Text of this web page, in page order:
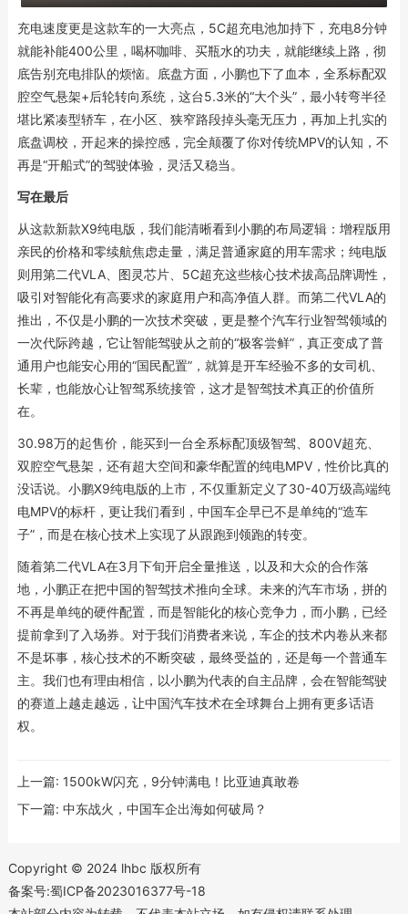
充电速度更是这款车的一大亮点，5C超充电池加持下，充电8分钟
就能补能400公里，喝杯咖啡、买瓶水的功夫，就能继续上路，彻
底告别充电排队的烦恼。底盘方面，小鹏也下了血本，全系标配双
腔空气悬架+后轮转向系统，这台5.3米的“大个头”，最小转弯半径
堪比紧凑型轿车，在小区、狭窄路段掉头毫无压力，再加上扎实的
底盘调校，开起来的操控感，完全颠覆了你对传统MPV的认知，不
再是“开船式”的驾驶体验，灵活又稳当。
写在最后
从这款新款X9纯电版，我们能清晰看到小鹏的布局逻辑：增程版用
亲民的价格和零续航焦虑走量，满足普通家庭的用车需求；纯电版
则用第二代VLA、图灵芯片、5C超充这些核心技术拔高品牌调性，
吸引对智能化有高要求的家庭用户和高净值人群。而第二代VLA的
推出，不仅是小鹏的一次技术突破，更是整个汽车行业智驾领域的
一次代际跨越，它让智能驾驶从之前的“极客尝鲜”，真正变成了普
通用户也能安心用的“国民配置”，就算是开车经验不多的女司机、
长辈，也能放心让智驾系统接管，这才是智驾技术真正的价值所
在。
30.98万的起售价，能买到一台全系标配顶级智驾、800V超充、
双腔空气悬架，还有超大空间和豪华配置的纯电MPV，性价比真的
没话说。小鹏X9纯电版的上市，不仅重新定义了30-40万级高端纯
电MPV的标杆，更让我们看到，中国车企早已不是单纯的“造车
子”，而是在核心技术上实现了从跟跑到领跑的转变。
随着第二代VLA在3月下旬开启全量推送，以及和大众的合作落
地，小鹏正在把中国的智驾技术推向全球。未来的汽车市场，拼的
不再是单纯的硬件配置，而是智能化的核心竞争力，而小鹏，已经
提前拿到了入场券。对于我们消费者来说，车企的技术内卷从来都
不是坏事，核心技术的不断突破，最终受益的，还是每一个普通车
主。我们也有理由相信，以小鹏为代表的自主品牌，会在智能驾驶
的赛道上越走越远，让中国汽车技术在全球舞台上拥有更多话语
权。
上一篇: 1500kW闪充，9分钟满电！比亚迪真敢卷
下一篇: 中东战火，中国车企出海如何破局？
Copyright © 2024 lhbc 版权所有
备案号:蜀ICP备2023016377号-18